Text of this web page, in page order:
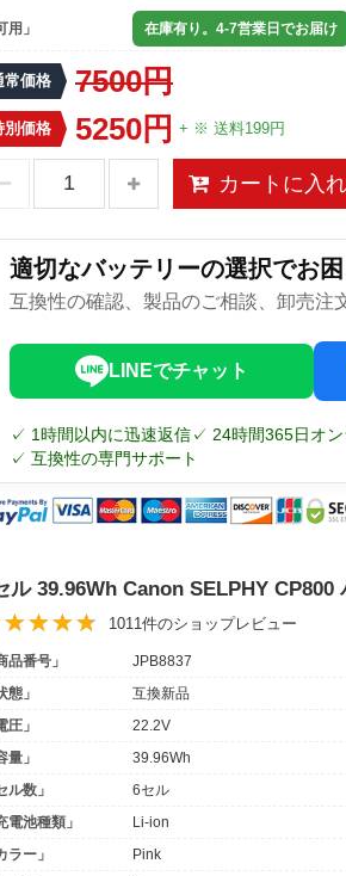
用」 在庫有り。4-7営業日でお届け
常価格 7500円
別価格 5250円 + ※ 送料199円
カートに入
適切なバッテリーの選択でお
互換性の確認、製品のご相談、卸売注
LINEでチャット
✓ 1時間以内に迅速返信✓ 24時間365日オン
✓ 互換性の専門サポート
ル 39.96Wh Canon SELPHY CP800
1011件のショップレビュー
品番号」
JPB8837
態」
互換新品
圧」
22.2V
量」
39.96Wh
ル数」
6セル
電池種類」
Li-ion
ラー」
Pink